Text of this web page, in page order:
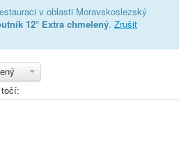
v oblasti Moravskoslezský
12° Extra chmelený. Zrušit